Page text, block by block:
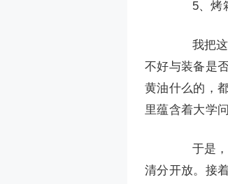
5、烤箱
我把这些
不好与装备是
黄油什么的，
里蕴含着大学
于是，爸
清分开放。接